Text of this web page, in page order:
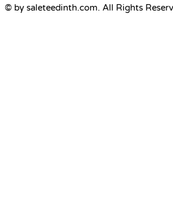
© by saleteedinth.com. All Rights